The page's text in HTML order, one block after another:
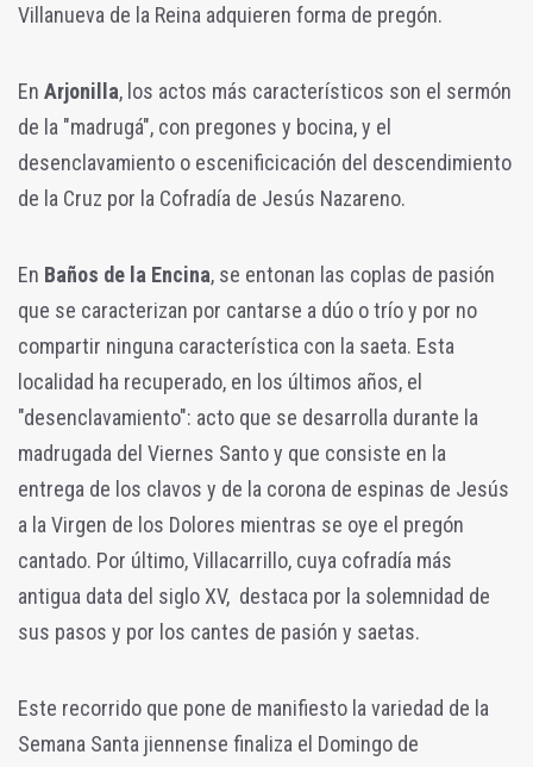
Villanueva de la Reina adquieren forma de pregón.
En Arjonilla, los actos más característicos son el sermón
de la "madrugá", con pregones y bocina, y el
desenclavamiento o escenificicación del descendimiento
de la Cruz por la Cofradía de Jesús Nazareno.
En Baños de la Encina, se entonan las coplas de pasión
que se caracterizan por cantarse a dúo o trío y por no
compartir ninguna característica con la saeta. Esta
localidad ha recuperado, en los últimos años, el
"desenclavamiento": acto que se desarrolla durante la
madrugada del Viernes Santo y que consiste en la
entrega de los clavos y de la corona de espinas de Jesús
a la Virgen de los Dolores mientras se oye el pregón
cantado. Por último, Villacarrillo, cuya cofradía más
antigua data del siglo XV, destaca por la solemnidad de
sus pasos y por los cantes de pasión y saetas.
Este recorrido que pone de manifiesto la variedad de la
Semana Santa jiennense finaliza el Domingo de